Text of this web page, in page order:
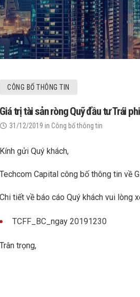
CÔNG BỐ THÔNG TIN
Giá trị tài sản ròng Quỹ đầu tư Trái
31/12/2019 in Công bố thông tin
Kính gửi Quý khách,
Techcom Capital công bố thông tin về
Chi tiết về báo cáo Quý khách vui lòng
TCFF_BC_ngay 20191230
Trân trọng,